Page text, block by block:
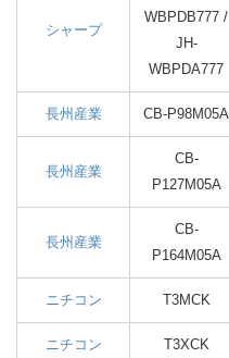
シャープ
WBPDB777 /
JH-
WBPDA777
長州産業 CB-P98M05A
長州産業
CB-
P127M05A
長州産業
CB-
P164M05A
ニチコン T3MCK
ニチコン T3XCK